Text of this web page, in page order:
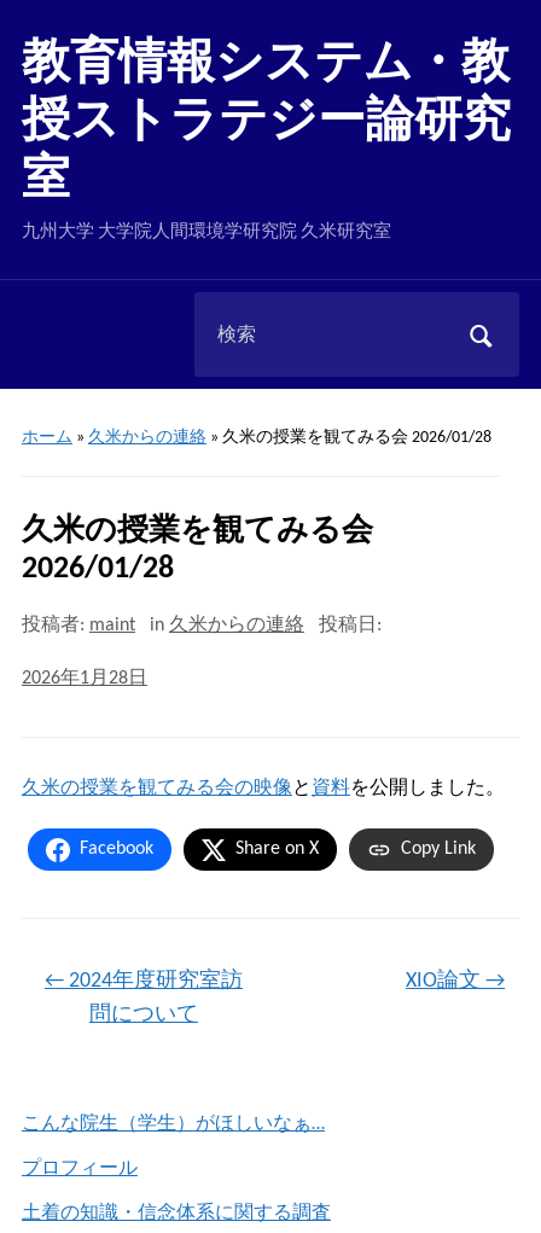
教育情報システム・教
授ストラテジー論研究
室
九州大学 大学院人間環境学研究院 久米研究室
for:
ホーム » 久米からの連絡» 久米の授業を観てみる会 2026/01/28
こんな院生（学生）がほしいなぁ…
プロフィール
土着の知識・信念体系に関する調査
久米の授業を観てみる会
2026/01/28
投稿者: maint in 久米からの連絡 投稿日:
2026年1月28日
久米の授業を観てみる会の映像と 資料を公開しました。
Facebook Share on X Copy Link
←2024年度研究室訪
問について
XIO論文→